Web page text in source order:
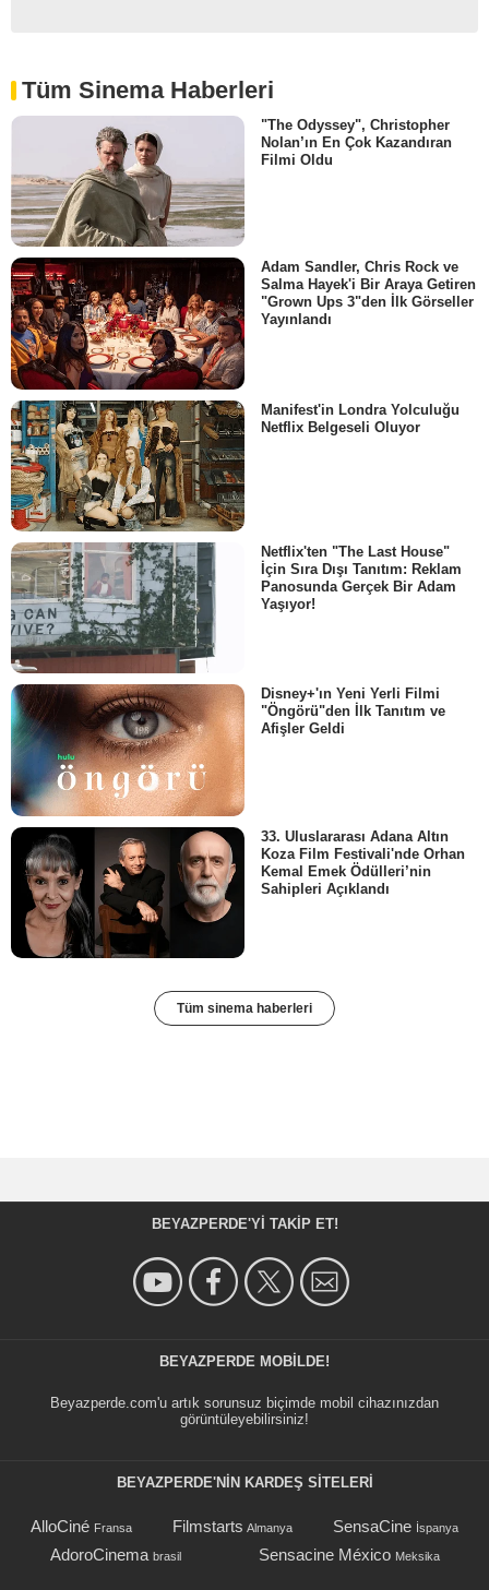
Tüm Sinema Haberleri
"The Odyssey", Christopher
Nolan’ın En Çok Kazandıran
Filmi Oldu
Adam Sandler, Chris Rock ve
Salma Hayek'i Bir Araya Getiren
"Grown Ups 3"den İlk Görseller
Yayınlandı
Manifest'in Londra Yolculuğu
Netflix Belgeseli Oluyor
Netflix'ten "The Last House"
İçin Sıra Dışı Tanıtım: Reklam
Panosunda Gerçek Bir Adam
Yaşıyor!
Disney+'ın Yeni Yerli Filmi
"Öngörü"den İlk Tanıtım ve
Afişler Geldi
33. Uluslararası Adana Altın
Koza Film Festivali'nde Orhan
Kemal Emek Ödülleri’nin
Sahipleri Açıklandı
Tüm sinema haberleri
BEYAZPERDE'YI TAKIP ET!
BEYAZPERDE MOBILDE!
Beyazperde.com'u artık sorunsuz biçimde mobil cihazınızdan
görüntüleyebilirsiniz!
BEYAZPERDE'NIN KARDEŞ SİTELERİ
AlloCiné Fransa Filmstarts Almanya SensaCine İspanya
AdoroCinema brasil Sensacine México Meksika